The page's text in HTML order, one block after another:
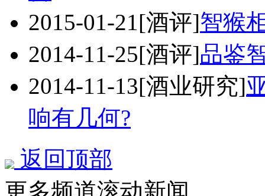
2015-01-21[酒评]智猴
2014-11-25[酒评]品鉴
2014-11-13[酒业研究]
响有几何?
返回顶部